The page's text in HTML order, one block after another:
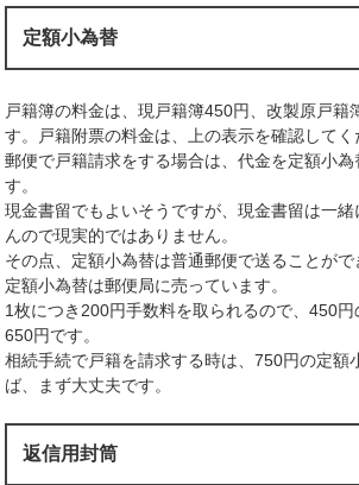
定額小為替
戸籍簿の料金は、現戸籍簿450円、改製原戸籍
す。戸籍附票の料金は、上の表示を確認してく
郵便で戸籍請求をする場合は、代金を定額小為
す。
現金書留でもよいそうですが、現金書留は一
んので現実的ではありません。
その点、定額小為替は普通郵便で送ることがで
定額小為替は郵便局に売っています。
1枚につき200円手数料を取られるので、450
650円です。
相続手続で戸籍を請求する時は、750円の定額
ば、まず大丈夫です。
返信用封筒